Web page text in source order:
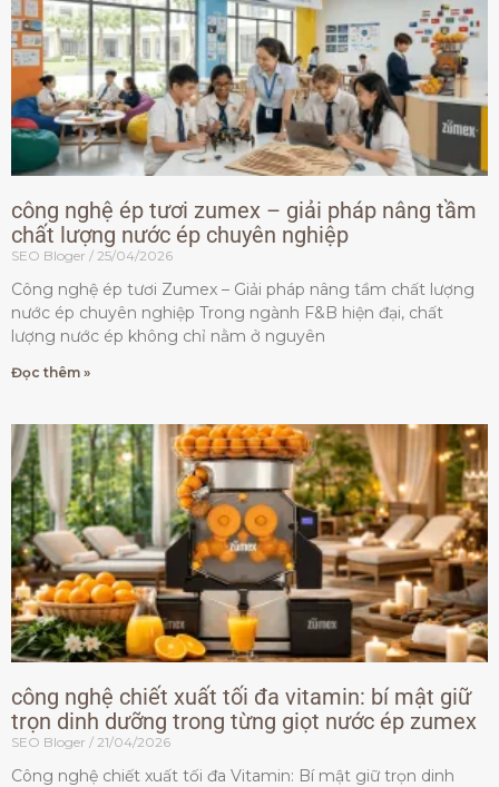
công nghệ ép tươi zumex – giải pháp nâng tầm
chất lượng nước ép chuyên nghiệp
SEO Bloger 25/04/2026
Công nghệ ép tươi Zumex – Giải pháp nâng tầm chất lượng
nước ép chuyên nghiệp Trong ngành F&B hiện đại, chất
lượng nước ép không chỉ nằm ở nguyên
Đọc thêm »
công nghệ chiết xuất tối đa vitamin: bí mật giữ
trọn dinh dưỡng trong từng giọt nước ép zumex
SEO Bloger 21/04/2026
Công nghệ chiết xuất tối đa Vitamin: Bí mật giữ trọn dinh